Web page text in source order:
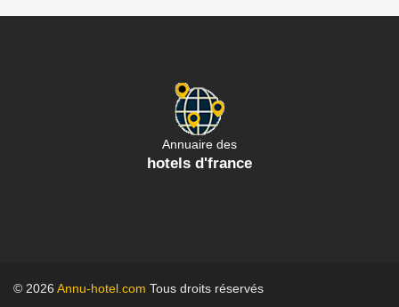
Annuaire des
hotels d'france
© 2026 Annu-hotel.com Tous droits réservés